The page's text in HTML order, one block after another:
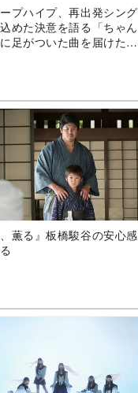
プハイプ、再出発シング
めた決意を語る「ちゃん
足がついた曲を届けた
、薫る』板橋駿谷の安心感